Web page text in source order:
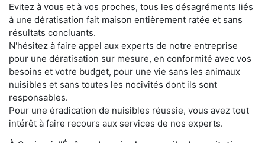
Evitez à vous et à vos proches, tous les désagréments liés
à une dératisation fait maison entièrement ratée et sans
résultats concluants.
N'hésitez à faire appel aux experts de notre entreprise
pour une dératisation sur mesure, en conformité avec vos
besoins et votre budget, pour une vie sans les animaux
nuisibles et sans toutes les nocivités dont ils sont
responsables.
Pour une éradication de nuisibles réussie, vous avez tout
intérêt à faire recours aux services de nos experts.